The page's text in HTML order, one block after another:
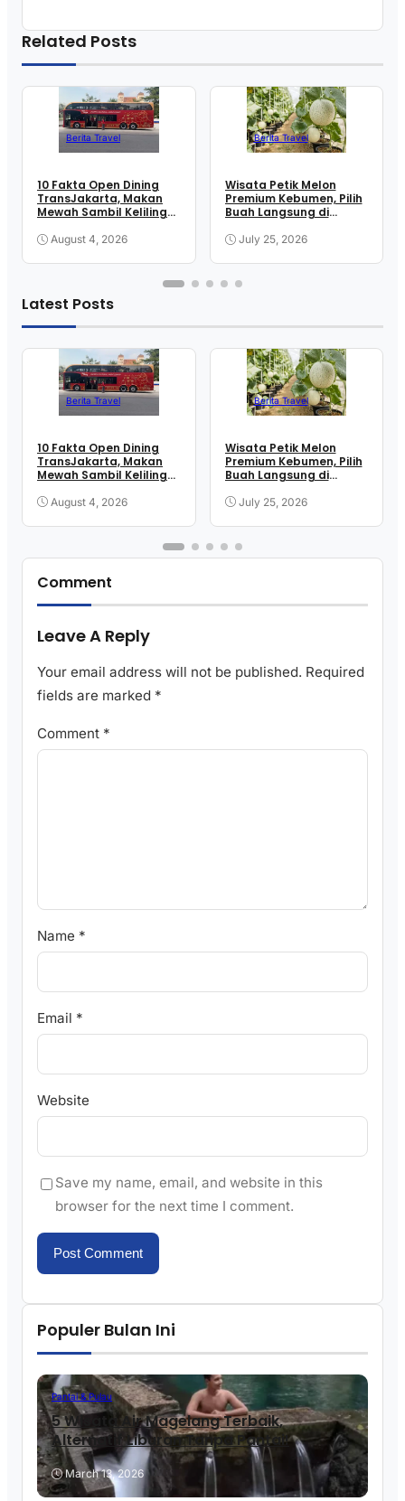
Related Posts
Berita Travel
10 Fakta Open Dining
TransJakarta, Makan
Mewah Sambil Keliling
August 4, 2026
Berita Travel
Wisata Petik Melon
Premium Kebumen, Pilih
Buah Langsung di
July 25, 2026
Latest Posts
Berita Travel
10 Fakta Open Dining
TransJakarta, Makan
Mewah Sambil Keliling
August 4, 2026
Berita Travel
Wisata Petik Melon
Premium Kebumen, Pilih
Buah Langsung di
July 25, 2026
Comment
Leave A Reply
Your email address will not be published. Required
fields are marked *
Comment *
Name *
Email *
Website
Save my name, email, and website in this
browser for the next time I comment.
Populer Bulan Ini
Pantai & Pulau
5 Wisata Air Magelang Terbaik,
Alternatif Liburan Tanpa Pantai!
March 13, 2026